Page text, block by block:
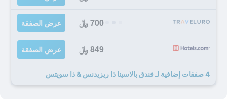
700 ﷼ عرض الصفقة
849 ﷼ عرض الصفقة
4 صفقات إضافية لـ فندق بالاسينا ذا ريزيدنس & ذا سويتس